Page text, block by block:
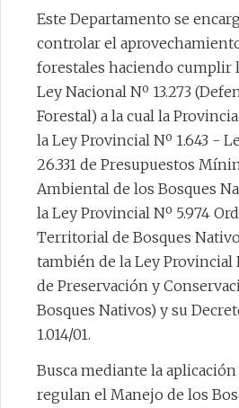
Este Departamento se
controlar el
forestales haciendo cumplir
Ley Nacional Nº 13.273
Forestal) a la cual la
la Ley Provincial Nº 1.643 -
26.331 de Presupuestos
Ambiental de los Bosques
la Ley Provincial Nº 5.974
Territorial de Bosques
también de la Ley Provincial
de Preservación y
Bosques Nativos) y su
1.014/01.
Busca mediante la
regulan el Manejo de los